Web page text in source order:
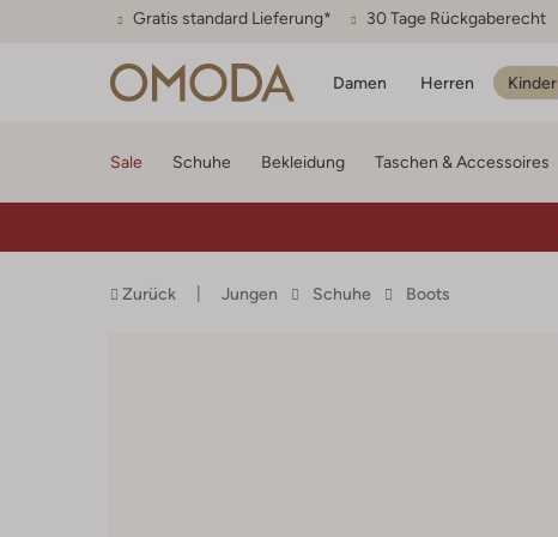
Gratis standard Lieferung* 30 Tage Rückgaberecht
Damen Herren Kinder
Sale Schuhe Bekleidung Taschen & Accessoires
Zurück Jungen Schuhe Boots